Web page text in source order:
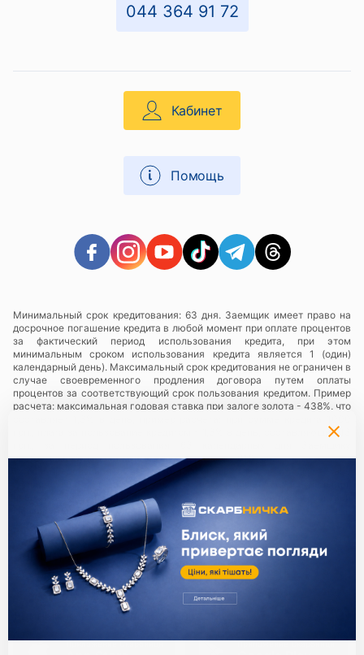
044 364 91 72
Кабинет
Помощь
Минимальный срок кредитования: 63 дня. Заемщик имеет право на
досрочное погашение кредита в любой момент при оплате процентов
за фактический период использования кредита, при этом
минимальным сроком использования кредита является 1 (один)
календарный день). Максимальный срок кредитования не ограничен в
случае своевременного продления договора путем оплаты
процентов за соответствующий срок пользования кредитом. Пример
расчета: максимальная годовая ставка при залоге золота - 438%, что
грн., плата за пользование кредитом - 1,3% в день, составляющий 13
необходимо будет заплатить сумму в размере 819 грн.
Услуги предоставляются в сети ломбардов
«Скарбниця ТМ»
юридические лица и их обособленные подразделения,
предоставляющие ломбардные услуги с использованием торговой
марки (знака для товаров и услуг) «Скарбниця ТМ»..
конфиденциальности.
Партнери:
Единый ключ ко всем сервисам
Приложение Скарбниця Приложение Скарбниця